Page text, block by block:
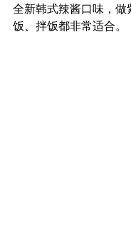
全新韩式辣酱口味，做
饭、拌饭都非常适合。